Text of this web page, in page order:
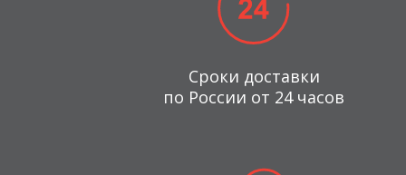
Сроки доставки
по России от 24 часов